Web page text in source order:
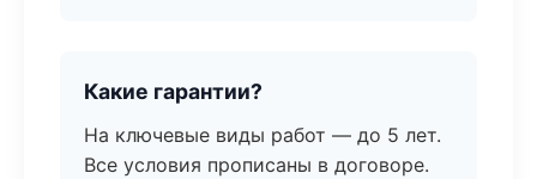
Какие гарантии?
На ключевые виды работ — до 5 лет.
Все условия прописаны в договоре.